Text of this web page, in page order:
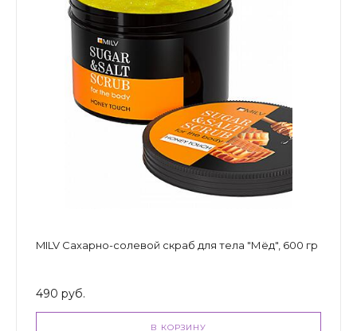
MILV Сахарно-солевой скраб для тела "Мёд", 600 гр
490 руб.
В КОРЗИНУ